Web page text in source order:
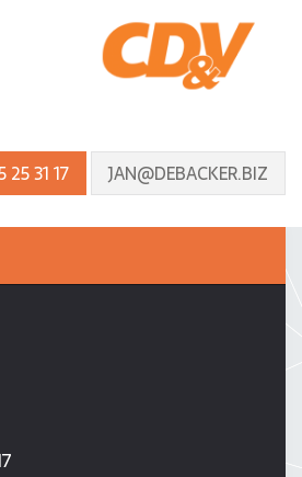
25 31 17 JAN@DEBACKER.BIZ